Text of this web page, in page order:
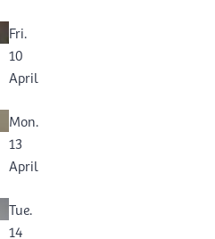
Fri.
10
April
Mon.
13
April
Tue.
14